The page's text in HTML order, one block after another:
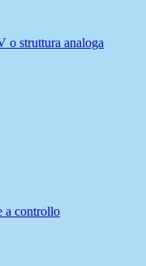
o struttura analoga
a controllo